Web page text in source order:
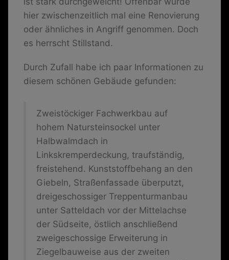
hier zwischenzeitlich mal eine Renovierung
oder ähnliches in Angriff genommen. Doch
es herrscht Stillstand.
Durch Zufall habe ich paar Informationen zu
diesem schönen Gebäude gefunden:
Zweistöckiger Fachwerkbau auf
hohem Natursteinsockel unter
Halbwalmdach in
Linkskremperdeckung, traufständig,
freistehend. Kunststoffbehang an den
Giebeln, Straßenfassade überputzt,
dreigeschossiger Treppenturmanbau
unter Satteldach vor der Mittelachse
der Südseite, östlich anschließend
zweigeschossige Erweiterung in
Ziegelbauweise aus der zweiten